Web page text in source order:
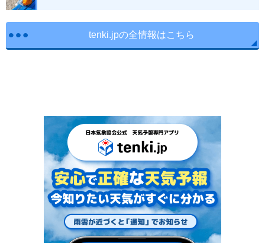
tenki.jpの全情報はこちら